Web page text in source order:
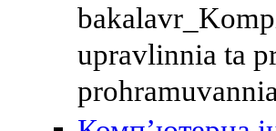
upravlinnia ta